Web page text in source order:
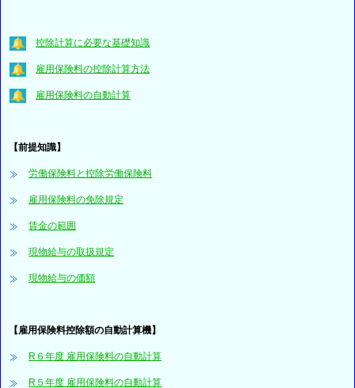
控除計算に必要な基礎知識
雇用保険料の控除計算方法
雇用保険料の自動計算
【前提知識】
労働保険料と控除労働保険料
雇用保険料の免除規定
賃金の範囲
現物給与の取扱規定
現物給与の価額
【雇用保険料控除額の自動計算機】
R６年度 雇用保険料の自動計算
R５年度 雇用保険料の自動計算